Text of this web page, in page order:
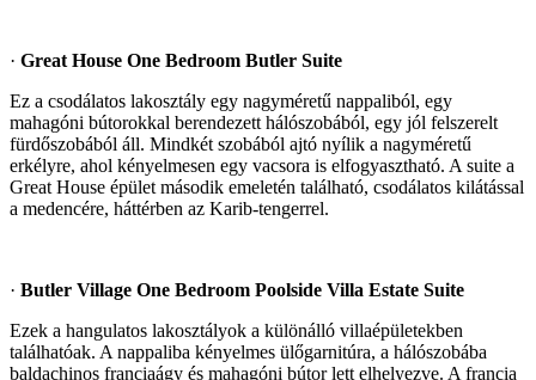
· Great House One Bedroom Butler Suite
Ez a csodálatos lakosztály egy nagyméretű nappaliból, egy
mahagóni bútorokkal berendezett hálószobából, egy jól felszerelt
fürdőszobából áll. Mindkét szobából ajtó nyílik a nagyméretű
erkélyre, ahol kényelmesen egy vacsora is elfogyasztható. A suite a
Great House épület második emeletén található, csodálatos kilátással
a medencére, háttérben az Karib-tengerrel.
· Butler Village One Bedroom Poolside Villa Estate Suite
Ezek a hangulatos lakosztályok a különálló villaépületekben
találhatóak. A nappaliba kényelmes ülőgarnitúra, a hálószobába
baldachinos franciaágy és mahagóni bútor lett elhelyezve. A francia